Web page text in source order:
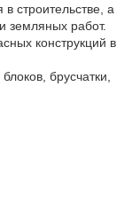
строительстве, а
земляных работ.
конструкций в
брусчатки,